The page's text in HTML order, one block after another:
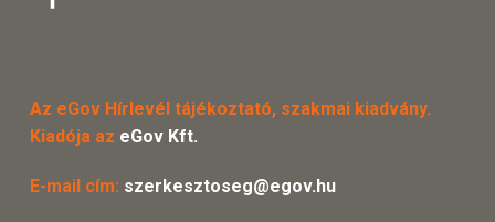
Az eGov Hírlevél tájékoztató, szakmai kiadvány.
Kiadója az eGov Kft.
E-mail cím: szerkesztoseg@egov.hu